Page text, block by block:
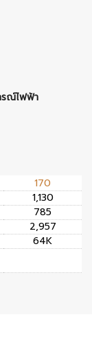
รณ์ไฟฟ้า
170
1,130
785
2,957
64K